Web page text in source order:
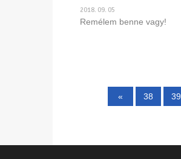
2018. 09. 05
Remélem benne vagy!
« 38 39